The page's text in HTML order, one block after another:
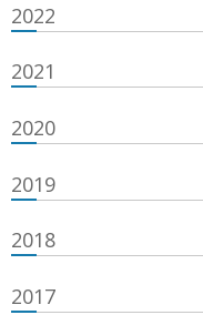
2022
2021
2020
2019
2018
2017